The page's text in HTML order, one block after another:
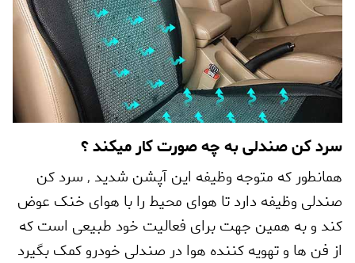
سرد کن صندلی به چه صورت کار میکند ؟
همانطور که متوجه وظیفه این آپشن شدید ,سرد کن
صندلی وظیفه دارد تا هوای محیط را با هوای خنک عوض
کند و به همین جهت برای فعالیت خود طبیعی است که
از فن ها و تهویه کننده هوا در صندلی خودرو کمک بگیرد